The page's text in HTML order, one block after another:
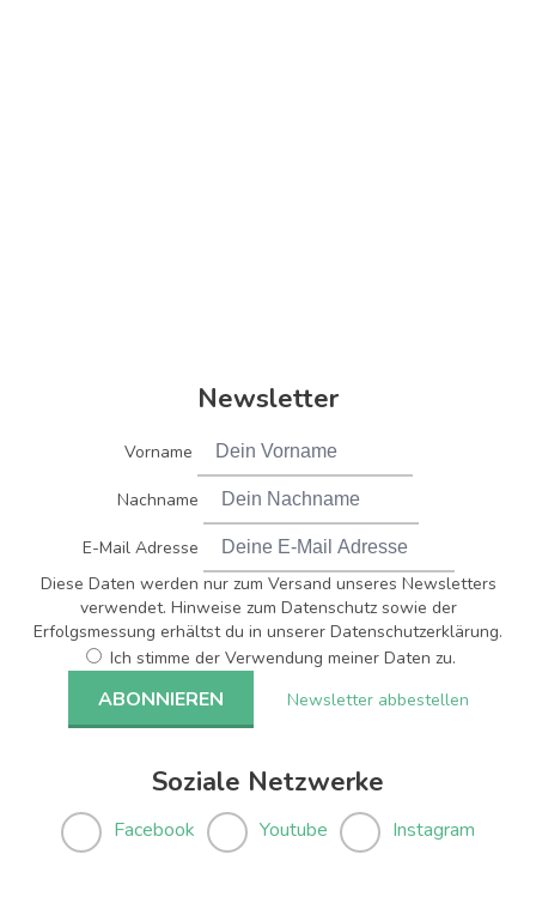
Newsletter
Vorname
Nachname
E-Mail Adresse
Diese Daten werden nur zum Versand unseres Newsletters
verwendet. Hinweise zum Datenschutz sowie der
Erfolgsmessung erhältst du in unserer Datenschutzerklärung.
Ich stimme der Verwendung meiner Daten zu.
Newsletter abbestellen
Soziale Netzwerke
Facebook Youtube Instagram